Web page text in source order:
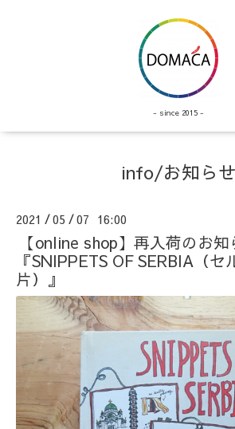
- since 2015 -
info/お知らせ
2021 /05 /07 16:00
【online shop】再入荷のお知
『SNIPPETS OF SERBIA（セ
片）』